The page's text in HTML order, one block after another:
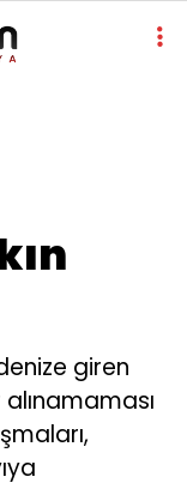
giren